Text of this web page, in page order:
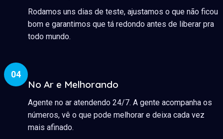
Rodamos uns dias de teste, ajustamos o que não ficou
bom e garantimos que tá redondo antes de liberar pra
todo mundo.
04
No Ar e Melhorando
Agente no ar atendendo 24/7. A gente acompanha os
números, vê o que pode melhorar e deixa cada vez
mais afinado.